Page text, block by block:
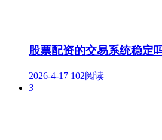
股票配资的交易系统稳定
2026-4-17 102阅读
3